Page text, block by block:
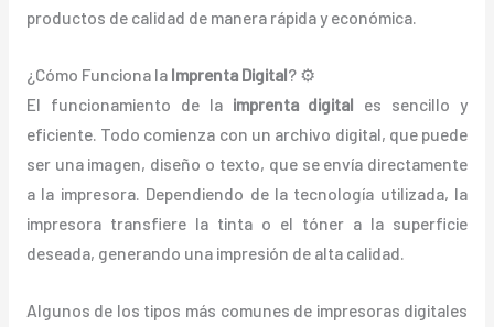
productos de calidad de manera rápida y económica.
¿Cómo Funciona la Imprenta Digital? ⚙️
El funcionamiento de la imprenta digital es sencillo y
eficiente. Todo comienza con un archivo digital, que puede
ser una imagen, diseño o texto, que se envía directamente
a la impresora. Dependiendo de la tecnología utilizada, la
impresora transfiere la tinta o el tóner a la superficie
deseada, generando una impresión de alta calidad.
Algunos de los tipos más comunes de impresoras digitales